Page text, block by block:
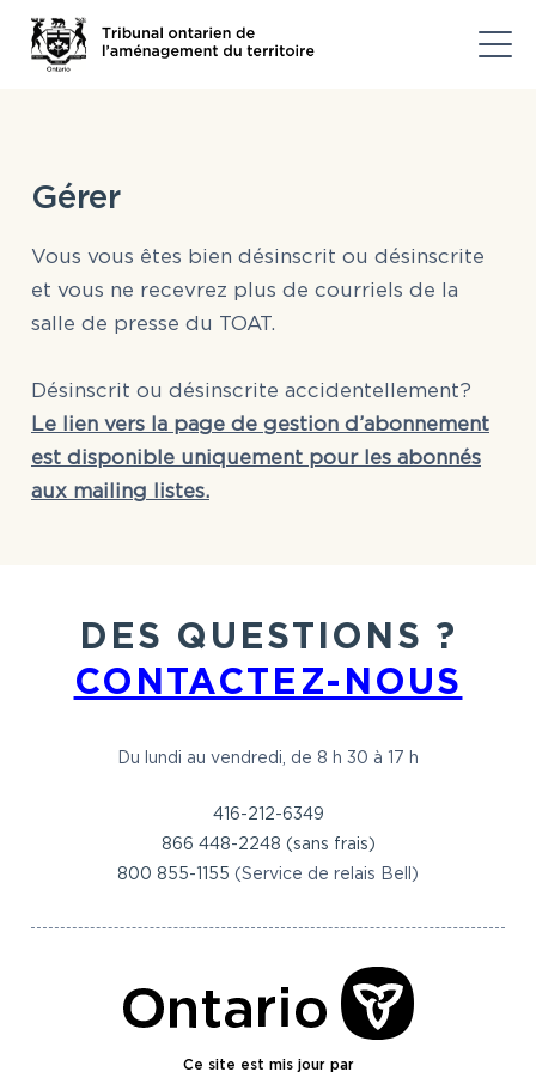
Gérer
Vous vous êtes bien désinscrit ou désinscrite
et vous ne recevrez plus de courriels de la
salle de presse du TOAT.
Désinscrit ou désinscrite accidentellement?
Le lien vers la page de gestion d’abonnement
est disponible uniquement pour les abonnés
aux mailing listes.
Ce site est mis jour par
DES QUESTIONS ?
CONTACTEZ-NOUS
Du lundi au vendredi, de 8 h 30 à 17 h
416-212-6349
866 448-2248 (sans frais)
800 855-1155 (Service de relais Bell)